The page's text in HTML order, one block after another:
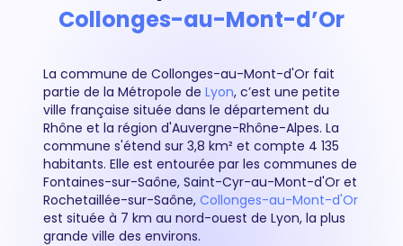
Collonges-au-Mont-d’Or
La commune de Collonges-au-Mont-d'Or fait
partie de la Métropole de Lyon, c’est une petite
ville française située dans le département du
Rhône et la région d'Auvergne-Rhône-Alpes. La
commune s'étend sur 3,8 km² et compte 4 135
habitants. Elle est entourée par les communes de
Fontaines-sur-Saône, Saint-Cyr-au-Mont-d'Or et
Rochetaillée-sur-Saône, Collonges-au-Mont-d'Or
est située à 7 km au nord-ouest de Lyon, la plus
grande ville des environs.